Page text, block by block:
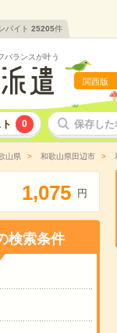
バイト 25205件
バランスが叶う
関西版
0 保存し
山県 和歌山県田辺市
1,075 円
検索条件